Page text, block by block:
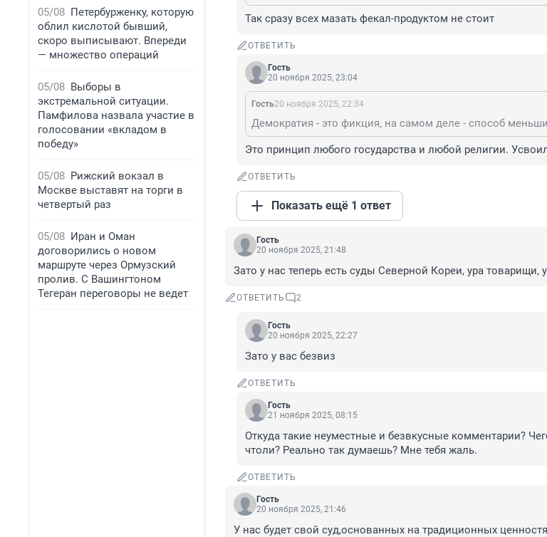
05/08 Петербурженку, которую
облил кислотой бывший,
скоро выписывают. Впереди
— множество операций
05/08 Выборы в
экстремальной ситуации.
Памфилова назвала участие в
голосовании «вкладом в
победу»
05/08 Рижский вокзал в
Москве выставят на торги в
четвертый раз
05/08 Иран и Оман
договорились о новом
маршруте через Ормузский
пролив. С Вашингтоном
Тегеран переговоры не ведет
Так сразу всех мазать фекал-продуктом не стоит
ОТВЕТИТЬ
Гость
20 ноября 2025, 23:04
Гость20 ноября 2025, 22:34
Это принцип любого государства и любой религии.
ОТВЕТИТЬ
Показать ещё 1 ответ
Гость
20 ноября 2025, 21:48
Зато у нас теперь есть суды Северной Кореи, ура товарищи,
ОТВЕТИТЬ 2
Гость
20 ноября 2025, 22:27
Зато у вас безвиз
ОТВЕТИТЬ
Гость
21 ноября 2025, 08:15
Откуда такие неуместные и безвкусные комментарии?
чтоли? Реально так думаешь? Мне тебя жаль.
ОТВЕТИТЬ
Гость
20 ноября 2025, 21:46
У нас будет свой суд,основанных на традиционных